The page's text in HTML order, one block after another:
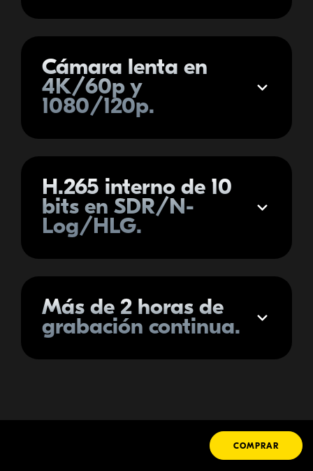
COMPRAR
Expandir
Cámara lenta en
4K/60p y
1080/120p.
Expandir
H.265 interno de 10
bits en SDR/N-
Log/HLG.
Expandir
Más de 2 horas de
grabación continua.